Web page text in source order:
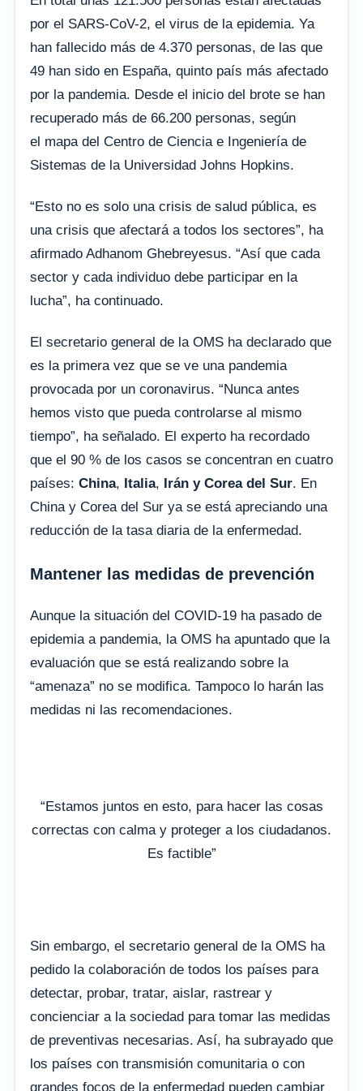
por el SARS-CoV-2, el virus de la epidemia. Ya
han fallecido más de 4.370 personas, de las que
49 han sido en España, quinto país más afectado
por la pandemia. Desde el inicio del brote se han
recuperado más de 66.200 personas, según
el mapa del Centro de Ciencia e Ingeniería de
Sistemas de la Universidad Johns Hopkins.
“Esto no es solo una crisis de salud pública, es
una crisis que afectará a todos los sectores”, ha
afirmado Adhanom Ghebreyesus. “Así que cada
sector y cada individuo debe participar en la
lucha”, ha continuado.
El secretario general de la OMS ha declarado que
es la primera vez que se ve una pandemia
provocada por un coronavirus. “Nunca antes
hemos visto que pueda controlarse al mismo
tiempo”, ha señalado. El experto ha recordado
que el 90 % de los casos se concentran en cuatro
países: China, Italia, Irán y Corea del Sur. En
China y Corea del Sur ya se está apreciando una
reducción de la tasa diaria de la enfermedad.
Mantener las medidas de prevención
Aunque la situación del COVID-19 ha pasado de
epidemia a pandemia, la OMS ha apuntado que la
evaluación que se está realizando sobre la
“amenaza” no se modifica. Tampoco lo harán las
medidas ni las recomendaciones.
“Estamos juntos en esto, para hacer las cosas
correctas con calma y proteger a los ciudadanos.
Es factible”
Sin embargo, el secretario general de la OMS ha
pedido la colaboración de todos los países para
detectar, probar, tratar, aislar, rastrear y
concienciar a la sociedad para tomar las medidas
de preventivas necesarias. Así, ha subrayado que
los países con transmisión comunitaria o con
grandes focos de la enfermedad pueden cambiar